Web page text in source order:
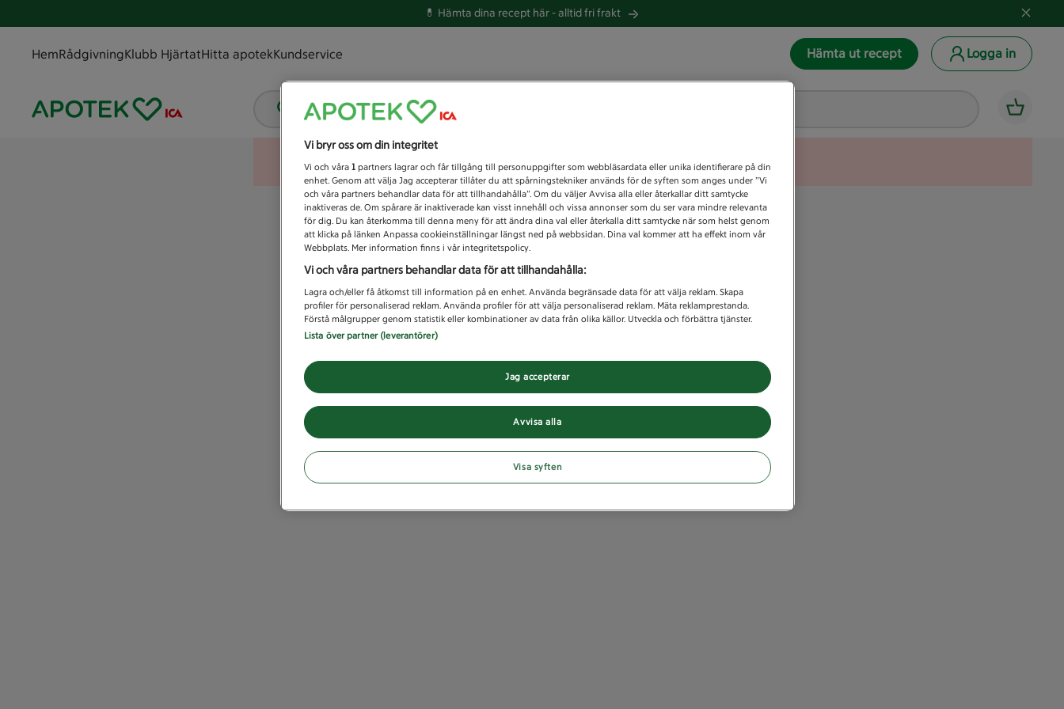
💊 Hämta dina recept här -alltid fri frakt
HemRådgivningKlubb HjärtatHitta apotekKundservice Hämta ut recept Logga in
Vad letar du efter idag?
Unknown error
Vi bryr oss om din integritet
Vi och våra 1 partners lagrar och får tillgång till personuppgifter som webbläsardata eller unika identifierare på din
enhet. Genom att välja Jag accepterar tillåter du att spårningstekniker används för de syften som anges under ”Vi
och våra partners behandlar data för att tillhandahålla”. Om du väljer Avvisa alla eller återkallar ditt samtycke
inaktiveras de. Om spårare är inaktiverade kan visst innehåll och vissa annonser som du ser vara mindre relevanta
för dig. Du kan återkomma till denna meny för att ändra dina val eller återkalla ditt samtycke när som helst genom
att klicka på länken Anpassa cookieinställningar längst ned på webbsidan. Dina val kommer att ha effekt inom vår
Webbplats. Mer information finns i vår integritetspolicy.
Vi och våra partners behandlar data för att tillhandahålla:
Lagra och/eller få åtkomst till information på en enhet. Använda begränsade data för att välja reklam. Skapa
profiler för personaliserad reklam. Använda profiler för att välja personaliserad reklam. Mäta reklamprestanda.
Förstå målgrupper genom statistik eller kombinationer av data från olika källor. Utveckla och förbättra tjänster.
Lista över partner (leverantörer)
Avvisa alla
Jag accepterar
Visa syften